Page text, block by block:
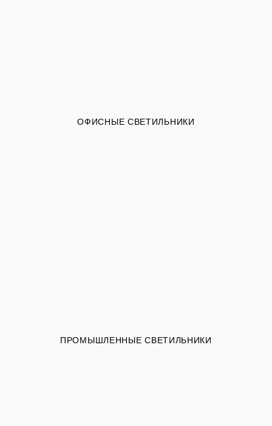
ОФИСНЫЕ СВЕТИЛЬНИКИ
ПРОМЫШЛЕННЫЕ СВЕТИЛЬНИКИ